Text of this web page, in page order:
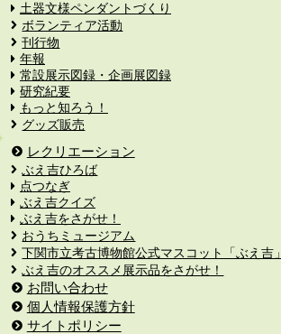
土器文様ペンダントづくり
ボランティア活動
刊行物
年報
常設展示図録・企画展図録
研究紀要
もっと知ろう！
グッズ販売
レクリエーション
ぶえ吉ひろば
点つなぎ
ぶえ吉クイズ
ぶえ吉をさがせ！
おうちミュージアム
下関市立考古博物館公式マスコット「ぶえ吉」
ぶえ吉のオススメ展示品をさがせ！
お問い合わせ
個人情報保護方針
サイトポリシー